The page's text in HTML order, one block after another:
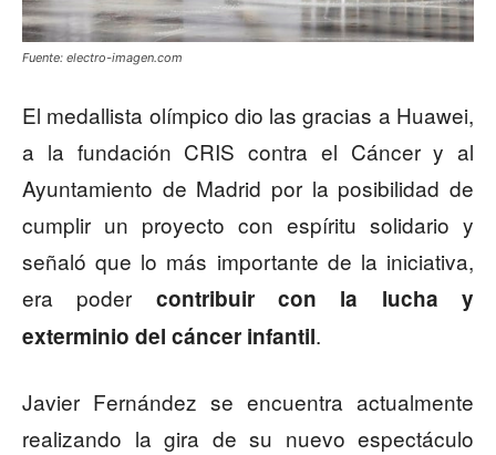
Fuente: electro-imagen.com
El medallista olímpico dio las gracias a Huawei,
a la fundación CRIS contra el Cáncer y al
Ayuntamiento de Madrid por la posibilidad de
cumplir un proyecto con espíritu solidario y
señaló que lo más importante de la iniciativa,
era poder contribuir con la lucha y
exterminio del cáncer infantil.
Javier Fernández se encuentra actualmente
realizando la gira de su nuevo espectáculo